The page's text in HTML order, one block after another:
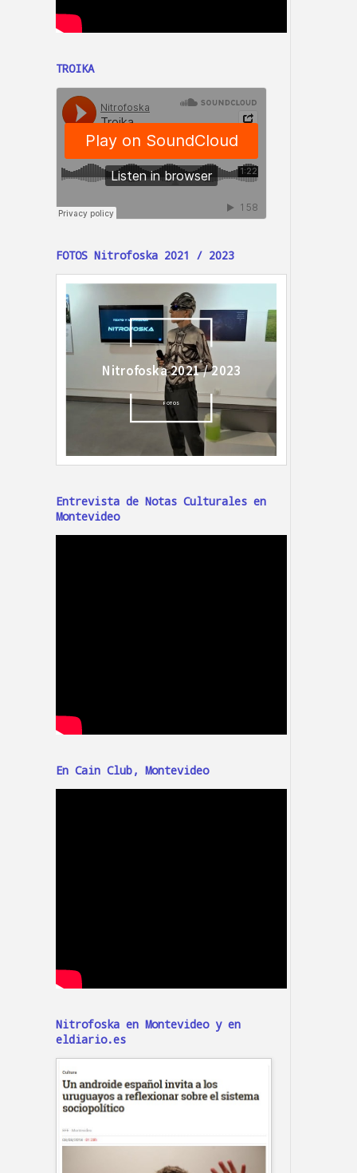
TROIKA
FOTOS Nitrofoska 2021 / 2023
Entrevista de Notas Culturales en
Montevideo
En Cain Club, Montevideo
Nitrofoska en Montevideo y en
eldiario.es